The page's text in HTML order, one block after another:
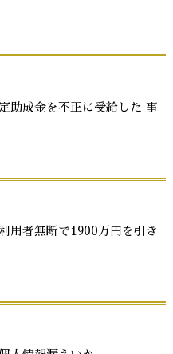
助成金を不正に受給した 事
用者無断で1900万円を引き